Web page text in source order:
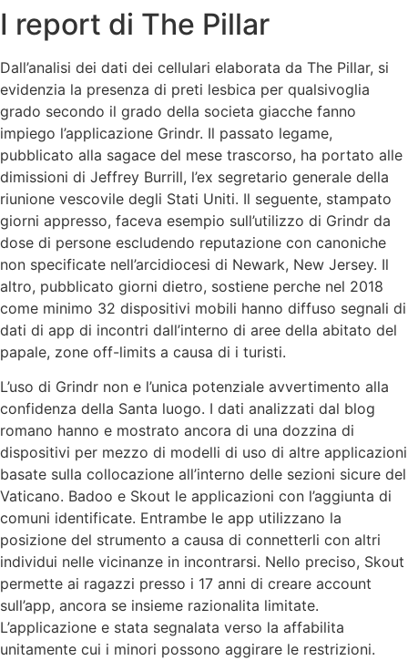
I report di The Pillar
Dall’analisi dei dati dei cellulari elaborata da The Pillar, si
evidenzia la presenza di preti lesbica per qualsivoglia
grado secondo il grado della societa giacche fanno
impiego l’applicazione Grindr. Il passato legame,
pubblicato alla sagace del mese trascorso, ha portato alle
dimissioni di Jeffrey Burrill, l’ex segretario generale della
riunione vescovile degli Stati Uniti. Il seguente, stampato
giorni appresso, faceva esempio sull’utilizzo di Grindr da
dose di persone escludendo reputazione con canoniche
non specificate nell’arcidiocesi di Newark, New Jersey. Il
altro, pubblicato giorni dietro, sostiene perche nel 2018
come minimo 32 dispositivi mobili hanno diffuso segnali di
dati di app di incontri dall’interno di aree della abitato del
papale, zone off-limits a causa di i turisti.
L’uso di Grindr non e l’unica potenziale avvertimento alla
confidenza della Santa luogo. I dati analizzati dal blog
romano hanno e mostrato ancora di una dozzina di
dispositivi per mezzo di modelli di uso di altre applicazioni
basate sulla collocazione all’interno delle sezioni sicure del
Vaticano. Badoo e Skout le applicazioni con l’aggiunta di
comuni identificate. Entrambe le app utilizzano la
posizione del strumento a causa di connetterli con altri
individui nelle vicinanze in incontrarsi. Nello preciso, Skout
permette ai ragazzi presso i 17 anni di creare account
sull’app, ancora se insieme razionalita limitate.
L’applicazione e stata segnalata verso la affabilita
unitamente cui i minori possono aggirare le restrizioni.